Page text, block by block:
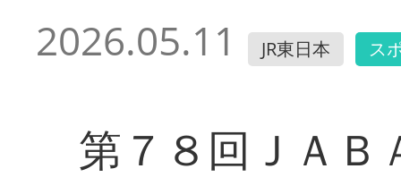
2026.05.11 JR東日本 ス
第７８回ＪＡＢ